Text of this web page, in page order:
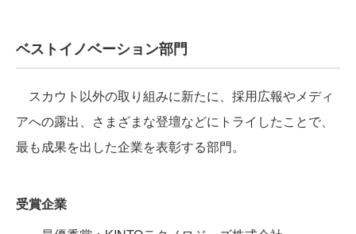
ベストイノベーション部門
スカウト以外の取り組みに新たに、採用広報やメディ
アへの露出、さまざまな登壇などにトライしたことで、
最も成果を出した企業を表彰する部門。
受賞企業